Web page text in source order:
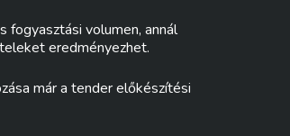
fogyasztási volumen, annál
eredményezhet.
már a tender előkészítési